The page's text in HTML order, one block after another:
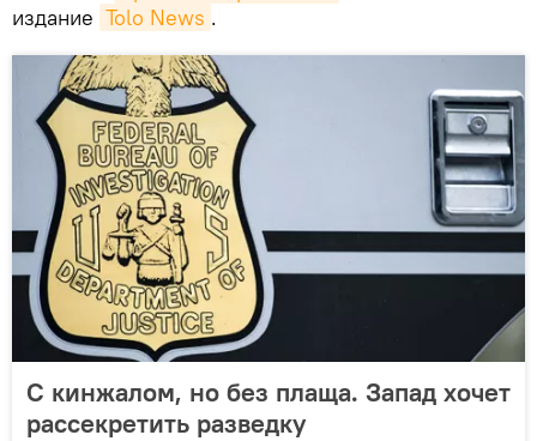
издание Tolo News .
С кинжалом, но без плаща. Запад хочет
рассекретить разведку